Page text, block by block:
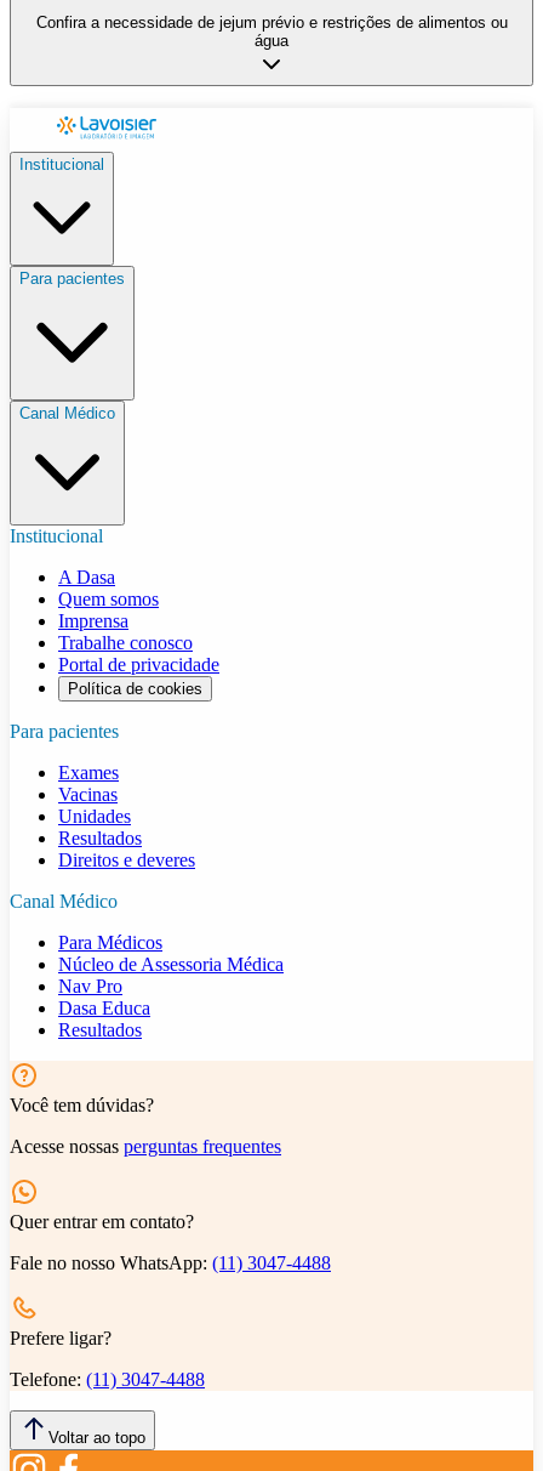
Confira a necessidade de jejum prévio e restrições de alimentos ou
água
Institucional
Para pacientes
Canal Médico
Institucional
A Dasa
Quem somos
Imprensa
Trabalhe conosco
Portal de privacidade
Política de cookies
Para pacientes
Exames
Vacinas
Unidades
Resultados
Direitos e deveres
Canal Médico
Para Médicos
Núcleo de Assessoria Médica
Nav Pro
Dasa Educa
Resultados
Você tem dúvidas?
Acesse nossas perguntas frequentes
Quer entrar em contato?
Fale no nosso WhatsApp: (11) 3047-4488
Prefere ligar?
Telefone: (11) 3047-4488
Voltar ao topo